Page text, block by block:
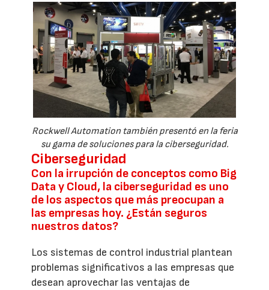
Rockwell Automation también presentó en la feria
su gama de soluciones para la ciberseguridad.
Ciberseguridad
Con la irrupción de conceptos como Big
Data y Cloud, la ciberseguridad es uno
de los aspectos que más preocupan a
las empresas hoy. ¿Están seguros
nuestros datos?
Los sistemas de control industrial plantean
problemas significativos a las empresas que
desean aprovechar las ventajas de